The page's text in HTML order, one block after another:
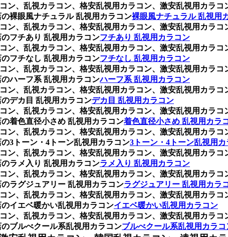
ン、乱視カラコン、格安乱視用カラコン、激安乱視用カラ
裸眼風ナチュラル 乱視用カラコン裸眼風ナチュラル 乱視用
ン、乱視カラコン、格安乱視用カラコン、激安乱視用カラ
フチあり 乱視用カラコンフチあり 乱視用カラコン
ン、乱視カラコン、格安乱視用カラコン、激安乱視用カラ
フチなし 乱視用カラコンフチなし 乱視用カラコン
ン、乱視カラコン、格安乱視用カラコン、激安乱視用カラ
ハーフ系 乱視用カラコンハーフ系 乱視用カラコン
ン、乱視カラコン、格安乱視用カラコン、激安乱視用カラ
デカ目 乱視用カラコンデカ目 乱視用カラコン
ン、乱視カラコン、格安乱視用カラコン、激安乱視用カラ
着色直径小さめ 乱視用カラコン着色直径小さめ 乱視用カラ
ン、乱視カラコン、格安乱視用カラコン、激安乱視用カラ
3トーン・4トーン乱視用カラコン3トーン・4トーン乱視用カ
ン、乱視カラコン、格安乱視用カラコン、激安乱視用カラ
ラメ入り 乱視用カラコンラメ入り 乱視用カラコン
ン、乱視カラコン、格安乱視用カラコン、激安乱視用カラ
ラグジュアリー 乱視用カラコンラグジュアリー 乱視用カラ
ン、乱視カラコン、格安乱視用カラコン、激安乱視用カラ
イエベ暖かい乱視用カラコンイエベ暖かい乱視用カラコン
ン、乱視カラコン、格安乱視用カラコン、激安乱視用カラ
ブルべクール系乱視用カラコンブルべクール系乱視用カラコ